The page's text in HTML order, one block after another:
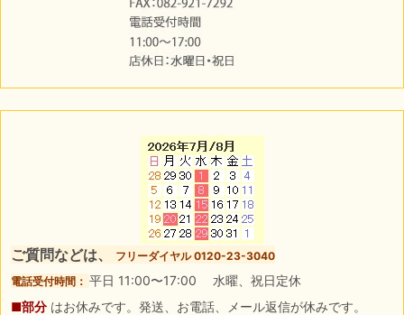
ご質問などは、
フリーダイヤル 0120-23-3040
電話受付時間： 平日 11:00〜17:00 水曜、祝日定休
■部分 はお休みです。発送、お電話、メール返信が休みです。